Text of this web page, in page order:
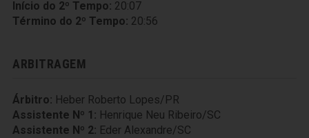
Início do 2º Tempo: 20:07
Término do 2º Tempo: 20:56
ARBITRAGEM
Árbitro: Heber Roberto Lopes/PR
Assistente Nº 1: Henrique Neu Ribeiro/SC
Assistente Nº 2: Eder Alexandre/SC